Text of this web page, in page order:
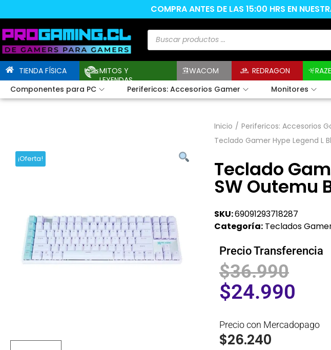
COMPRA ANTES DE LAS 15:00 HRS EN
TIENDA FÍSICA
MITOS Y
LEYENDAS
WACOM REDRAGON
Componentes para PC
Perifericos: Accesorios Gamer Monitores
¡Oferta!
Inicio / Perifericos: Accesorios
Teclado Gamer Hype Legend L
Teclado
SW Outemu
SKU:69091293718287
Categoría: Teclados
Precio Transferencia
$36.990
$24.990
Precio con Mercadopago
$26.240